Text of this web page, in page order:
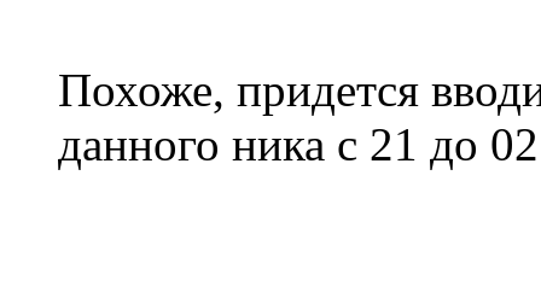
Похоже, придется
данного ника с 21 до